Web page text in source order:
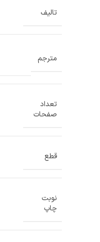
تالیف
مترجم
تعداد
صفحات
قطع
نوبت
چاپ